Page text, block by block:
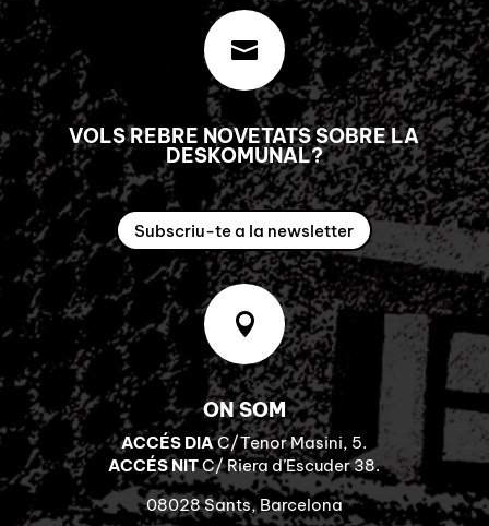

VOLS REBRE NOVETATS SOBRE LA
DESKOMUNAL?
Subscriu-te a la newsletter

ON SOM
ACCÉS DIAC/Tenor Masini, 5.
ACCÉS NITC/ Riera d’Escuder 38.
08028 Sants, Barcelona